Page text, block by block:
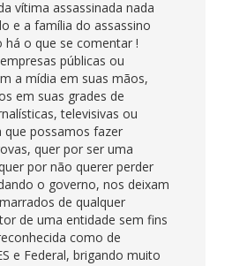
vítima assassinada nada
e a família do assassino
há o que se comentar !
públicas ou
a mídia em suas mãos,
em suas grades de
televisivas ou
que possamos fazer
quer por ser uma
por não querer perder
o governo, nos deixam
de qualquer
de uma entidade sem fins
como de
e Federal, brigando muito